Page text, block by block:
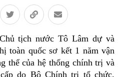
tịch nước Tô Lâm dự và
toàn quốc sơ kết 1 năm vận
thể của hệ thống chính trị và
do Bộ Chính trị tổ chức.